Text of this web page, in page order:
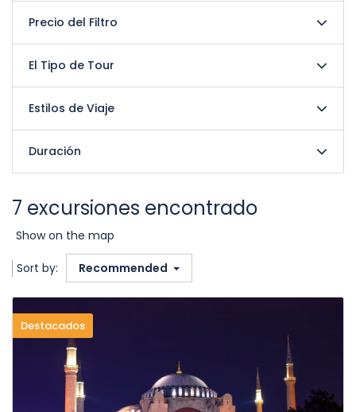
Precio del Filtro
El Tipo de Tour
Estilos de Viaje
Duración
7 excursiones encontrado
Show on the map
Sort by: Recommended
Destacados